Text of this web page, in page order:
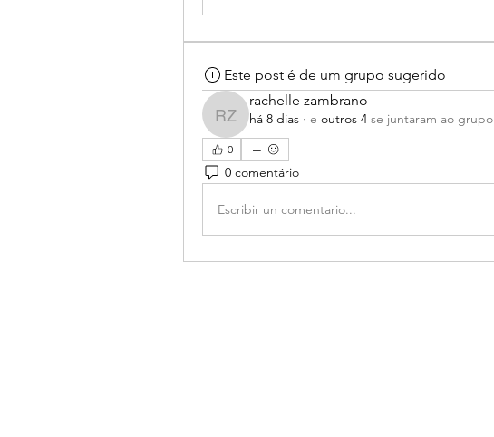
Este post é de um grupo sugerido
rachelle zambrano
rachelle zambrano
há 8 dias · e outros 4 se juntaram ao grupo
0
0 comentário
Escribir un comentario...